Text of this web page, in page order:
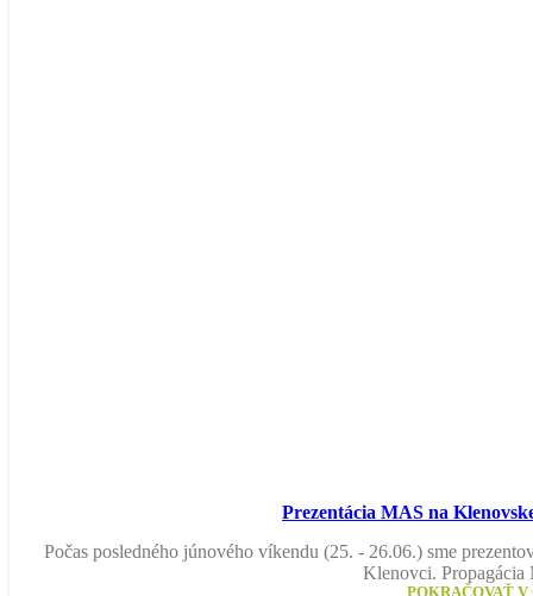
Prezentácia MAS na
Počas posledného júnového víkendu (25. - 26.06.) sme
Klenovci.
POKRAČOVAŤ